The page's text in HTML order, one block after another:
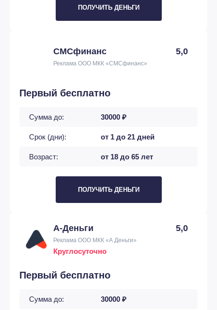
ПОЛУЧИТЬ ДЕНЬГИ
СМСфинанс 5,0
Реклама ООО МКК «СМСфинанс»
Первый бесплатно
Сумма до: 30000 ₽
Срок (дни): от 1 до 21 дней
Возраст: от 18 до 65 лет
ПОЛУЧИТЬ ДЕНЬГИ
А-Деньги 5,0
Реклама ООО МКК «А Деньги»
Круглосуточно
Первый бесплатно
Сумма до: 30000 ₽